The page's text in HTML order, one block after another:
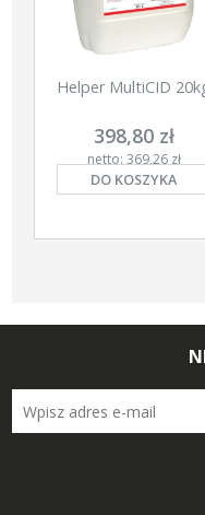
Helper MultiCID
398,80 zł
netto: 369,26 zł
DO KOSZYKA